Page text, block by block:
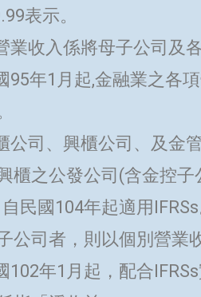
表示。
業收入係將母子公司及
95年1月起,金融業之各
公司、興櫃公司、及金
櫃之公發公司(含金控
民國104年起適用
公司者，則以個別營業
102年1月起，配合